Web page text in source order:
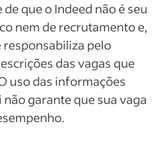
que o Indeed não é seu
nem de recrutamento e,
responsabiliza pelo
das vagas que
uso das informações
garante que sua vaga